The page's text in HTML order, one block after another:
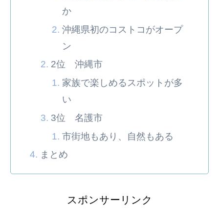
か
沖縄県初のコストコがオープ
ン
2位 沖縄市
家族で楽しめるスポットが多
い
3位 名護市
市街地もあり、自然もある
まとめ
スポンサーリンク